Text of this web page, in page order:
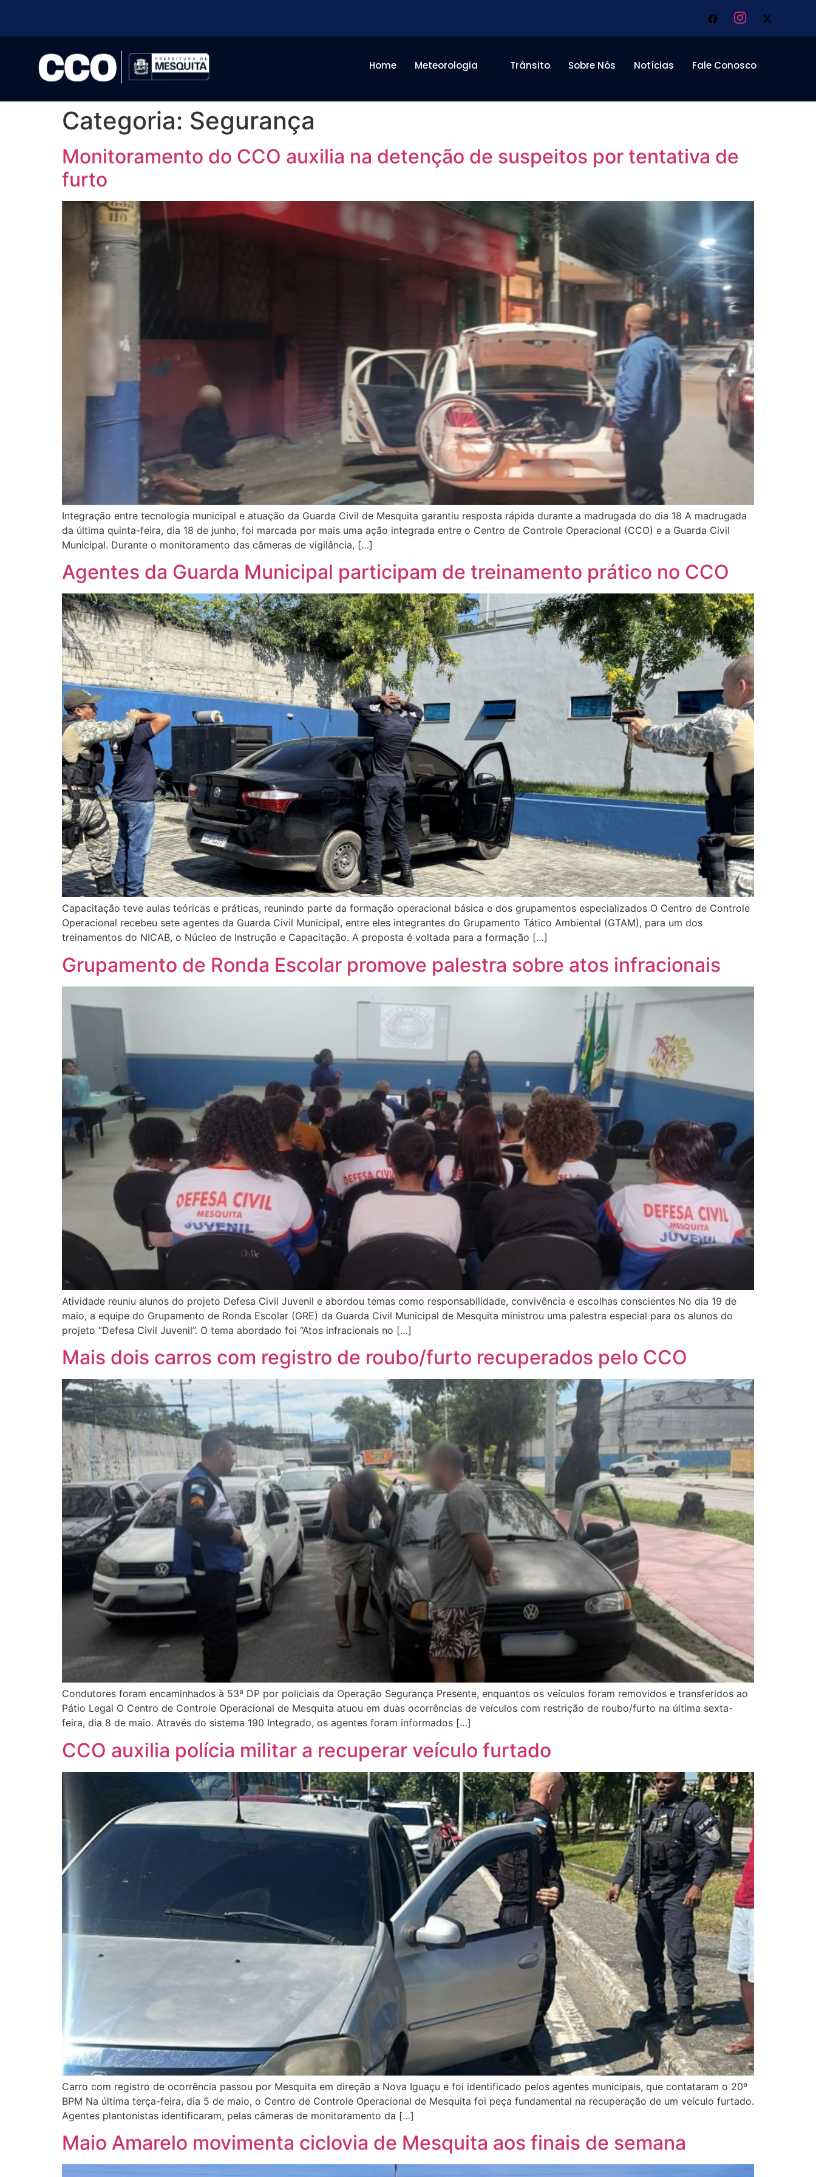
Home Meteorologia Trânsito Sobre Nós Notícias Fale Conosco
Categoria: Segurança
Monitoramento do CCO auxilia na detenção de suspeitos por tentativa de
furto
Integração entre tecnologia municipal e atuação da Guarda Civil de Mesquita garantiu resposta rápida durante a madrugada do dia 18 A madrugada
da última quinta-feira, dia 18 de junho, foi marcada por mais uma ação integrada entre o Centro de Controle Operacional (CCO) e a Guarda Civil
Municipal. Durante o monitoramento das câmeras de vigilância, […]
Agentes da Guarda Municipal participam de treinamento prático no CCO
Capacitação teve aulas teóricas e práticas, reunindo parte da formação operacional básica e dos grupamentos especializados O Centro de Controle
Operacional recebeu sete agentes da Guarda Civil Municipal, entre eles integrantes do Grupamento Tático Ambiental (GTAM), para um dos
treinamentos do NICAB, o Núcleo de Instrução e Capacitação. A proposta é voltada para a formação […]
Grupamento de Ronda Escolar promove palestra sobre atos infracionais
Atividade reuniu alunos do projeto Defesa Civil Juvenil e abordou temas como responsabilidade, convivência e escolhas conscientes No dia 19 de
maio, a equipe do Grupamento de Ronda Escolar (GRE) da Guarda Civil Municipal de Mesquita ministrou uma palestra especial para os alunos do
projeto “Defesa Civil Juvenil”. O tema abordado foi “Atos infracionais no […]
Mais dois carros com registro de roubo/furto recuperados pelo CCO
Condutores foram encaminhados à 53ª DP por policiais da Operação Segurança Presente, enquantos os veículos foram removidos e transferidos ao
Pátio Legal O Centro de Controle Operacional de Mesquita atuou em duas ocorrências de veículos com restrição de roubo/furto na última sexta-
feira, dia 8 de maio. Através do sistema 190 Integrado, os agentes foram informados […]
CCO auxilia polícia militar a recuperar veículo furtado
Carro com registro de ocorrência passou por Mesquita em direção a Nova Iguaçu e foi identificado pelos agentes municipais, que contataram o 20º
BPM Na última terça-feira, dia 5 de maio, o Centro de Controle Operacional de Mesquita foi peça fundamental na recuperação de um veículo furtado.
Agentes plantonistas identificaram, pelas câmeras de monitoramento da […]
Maio Amarelo movimenta ciclovia de Mesquita aos finais de semana